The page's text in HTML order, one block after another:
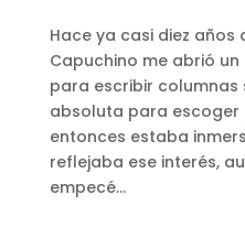
Hace ya casi diez años
Capuchino me abrió
para escribir
absoluta para escoger
entonces estaba
reflejaba ese interés,
empecé...